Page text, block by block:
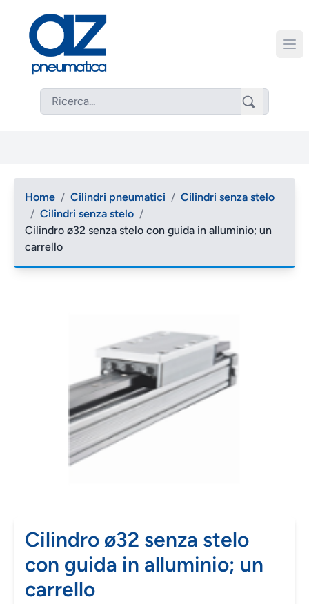
Home / Cilindri pneumatici / Cilindri senza stelo
/ Cilindri senza stelo /
Cilindro ø32 senza stelo con guida in alluminio; un
carrello
Cilindro ø32 senza stelo
con guida in alluminio; un
carrello